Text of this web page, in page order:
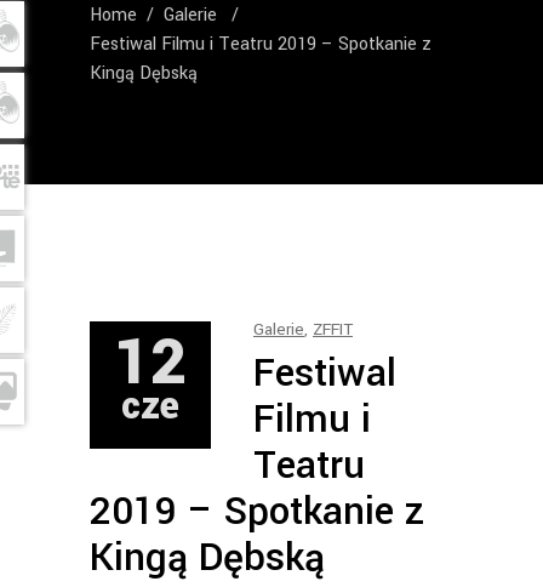
Home / Galerie
/
Festiwal Filmu i Teatru 2019 – Spotkanie z
Kingą Dębską
12
cze
Galerie, ZFFIT
Festiwal
Filmu i
Teatru
2019 – Spotkanie z
Kingą Dębską